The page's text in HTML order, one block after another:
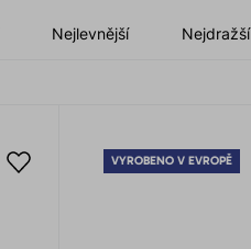
Nejlevnější Nejdražší
VYROBENO V EVROPĚ